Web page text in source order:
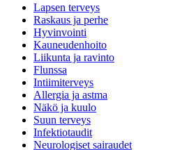
Lapsen terveys
Raskaus ja perhe
Hyvinvointi
Kauneudenhoito
Liikunta ja ravinto
Flunssa
Intiimiterveys
Allergia ja astma
Näkö ja kuulo
Suun terveys
Infektiotaudit
Neurologiset sairaudet